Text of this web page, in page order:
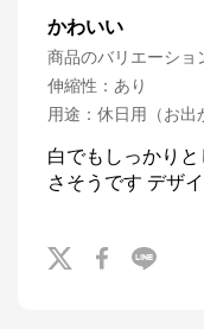
かわいい
商品のバリエーショ
伸縮性 ： あり
用途 ： 休日用（お出
白でもしっかり
さそうです デザ